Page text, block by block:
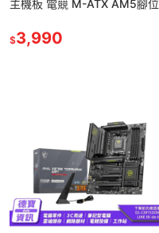
主機板 電競 M-ATX AM5腳位
$3,990